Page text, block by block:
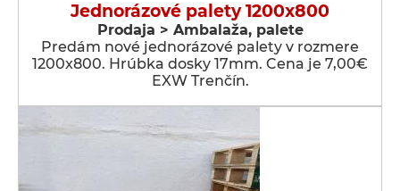
Jednorázové palety 1200x800
Prodaja > Ambalaža, palete
Predám nové jednorázové palety v rozmere
1200x800. Hrúbka dosky 17mm. Cena je 7,00€
EXW Trenčín.